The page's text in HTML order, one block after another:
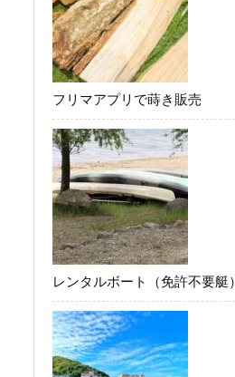
フリマアプリで蒔き販売
レンタルボート（免許不要艇）